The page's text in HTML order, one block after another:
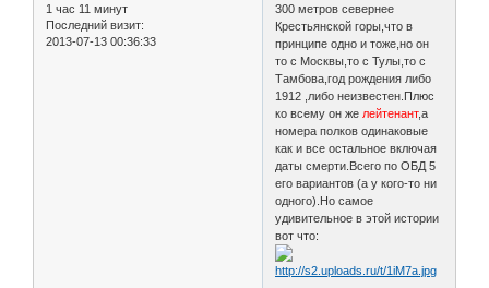
1 час 11 минут
Последний визит:
2013-07-13 00:36:33
300 метров севернее
Крестьянской горы,что в
принципе одно и тоже,но он
то с Москвы,то с Тулы,то с
Тамбова,год рождения либо
1912 ,либо неизвестен.Плюс
ко всему он же лейтенант,а
номера полков одинаковые
как и все остальное включая
даты смерти.Всего по ОБД 5
его вариантов (а у кого-то ни
одного).Но самое
удивительное в этой истории
вот что: